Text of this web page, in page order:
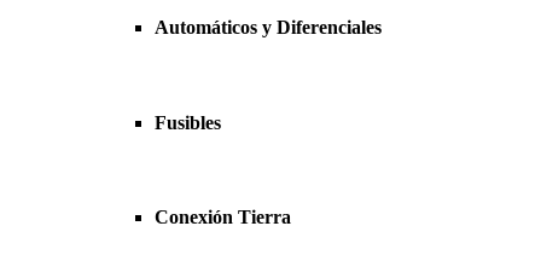
Automáticos y Diferenciales
Fusibles
Conexión Tierra